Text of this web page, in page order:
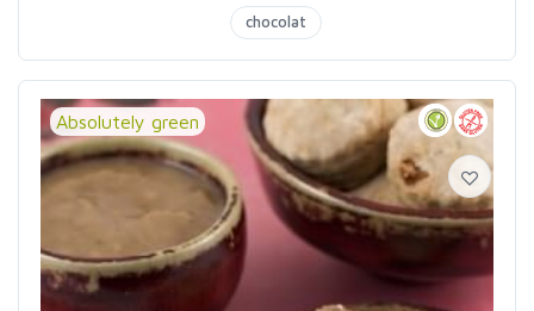
chocolat
Absolutely green